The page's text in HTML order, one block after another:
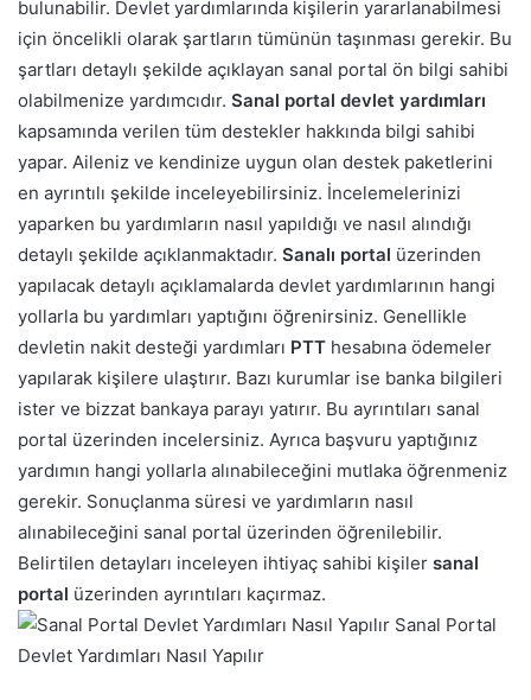
bulunabilir. Devlet yardımlarında kişilerin yararlanabilmesi
için öncelikli olarak şartların tümünün taşınması gerekir. Bu
şartları detaylı şekilde açıklayan sanal portal ön bilgi sahibi
olabilmenize yardımcıdır. Sanal portal devlet yardımları
kapsamında verilen tüm destekler hakkında bilgi sahibi
yapar. Aileniz ve kendinize uygun olan destek paketlerini
en ayrıntılı şekilde inceleyebilirsiniz. İncelemelerinizi
yaparken bu yardımların nasıl yapıldığı ve nasıl alındığı
detaylı şekilde açıklanmaktadır. Sanalı portal üzerinden
yapılacak detaylı açıklamalarda devlet yardımlarının hangi
yollarla bu yardımları yaptığını öğrenirsiniz. Genellikle
devletin nakit desteği yardımları PTT hesabına ödemeler
yapılarak kişilere ulaştırır. Bazı kurumlar ise banka bilgileri
ister ve bizzat bankaya parayı yatırır. Bu ayrıntıları sanal
portal üzerinden incelersiniz. Ayrıca başvuru yaptığınız
yardımın hangi yollarla alınabileceğini mutlaka öğrenmeniz
gerekir. Sonuçlanma süresi ve yardımların nasıl
alınabileceğini sanal portal üzerinden öğrenilebilir.
Belirtilen detayları inceleyen ihtiyaç sahibi kişiler sanal
portal üzerinden ayrıntıları kaçırmaz.
Sanal Portal
Devlet Yardımları Nasıl Yapılır